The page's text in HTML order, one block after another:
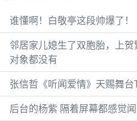
谁懂啊！白敬亭这段帅爆了！
邻居家儿媳生了双胞胎，上
对象都没有
张信哲《听闻爱情》天赐舞
后台的杨紫 隔着屏幕都感觉